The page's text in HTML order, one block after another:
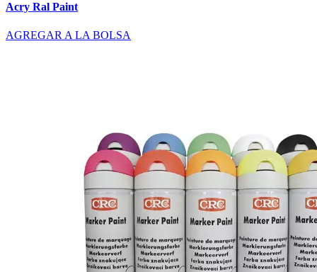
Acry Ral Paint
AGREGAR A LA BOLSA